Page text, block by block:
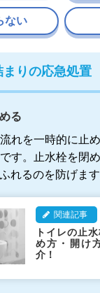
まりの応急処置
る
れを一時的に止
す。止水栓を閉
れるのを防げます
関連記事
トイレの止
め方・開け
介！
ない